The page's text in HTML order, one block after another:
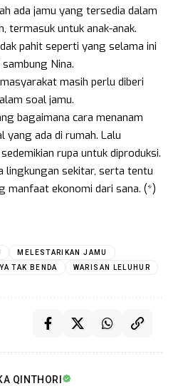
ada jamu yang tersedia dalam
termasuk untuk anak-anak.
pahit seperti yang selama ini
Nina.
masih perlu diberi
soal jamu.
bagaimana cara menanam
yang ada di rumah. Lalu
rupa untuk diproduksi.
lingkungan sekitar, serta tentu
manfaat ekonomi dari sana. (*)
MELESTARIKAN JAMU
TAK BENDA
WARISAN LELUHUR
QINTHORI